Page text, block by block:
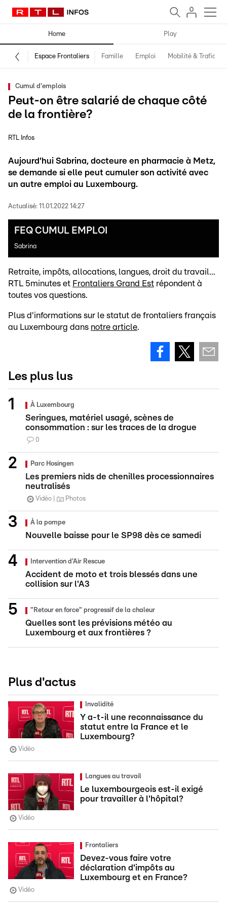
Home Play
Espace Frontaliers Famille Emploi Mobilité & Trafic
Cumul d'emplois
Peut-on être salarié de chaque côté
de la frontière?
RTL Infos
Aujourd'hui Sabrina, docteure en pharmacie à Metz,
se demande si elle peut cumuler son activité avec
un autre emploi au Luxembourg.
Actualisé: 11.01.2022 14:27
FEQ CUMUL EMPLOI
Sabrina
Retraite, impôts, allocations, langues, droit du travail...
RTL 5minutes et Frontaliers Grand Est répondent à
toutes vos questions.
Plus d'informations sur le statut de frontaliers français
au Luxembourg dans notre article.
Les plus lus
À Luxembourg
Seringues, matériel usagé, scènes de
consommation : sur les traces de la drogue
0
Parc Hosingen
Les premiers nids de chenilles processionnaires
neutralisés
Vidéo Photos
À la pompe
Nouvelle baisse pour le SP98 dès ce samedi
Intervention d'Air Rescue
Accident de moto et trois blessés dans une
collision sur l'A3
"Retour en force" progressif de la chaleur
Quelles sont les prévisions météo au
Luxembourg et aux frontières ?
Plus d'actus
Invalidité
Y a-t-il une reconnaissance du
statut entre la France et le
Luxembourg?
Vidéo
Langues au travail
Le luxembourgeois est-il exigé
pour travailler à l'hôpital?
Vidéo
Frontaliers
Devez-vous faire votre
déclaration d'impôts au
Luxembourg et en France?
Vidéo